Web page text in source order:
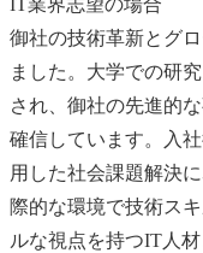
IT業界志望の場合
御社の技術革新とグ
ました。大学での研
され、御社の先進的
確信しています。入
用した社会課題解決
際的な環境で技術ス
ルな視点を持つIT人